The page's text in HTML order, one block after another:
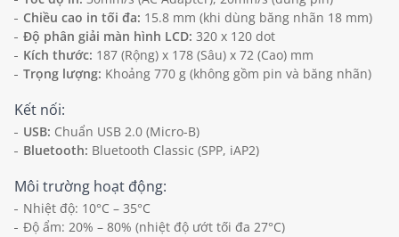
Chiều cao in tối đa: 15.8 mm (khi dùng băng nhãn 18 mm)
Độ phân giải màn hình LCD: 320 x 120 dot
Kích thước: 187 (Rộng) x 178 (Sâu) x 72 (Cao) mm
Trọng lượng: Khoảng 770 g (không gồm pin và băng nhãn)
Kết nối:
USB: Chuẩn USB 2.0 (Micro-B)
Bluetooth: Bluetooth Classic (SPP, iAP2)
Môi trường hoạt động:
Nhiệt độ: 10°C – 35°C
Độ ẩm: 20% – 80% (nhiệt độ ướt tối đa 27°C)